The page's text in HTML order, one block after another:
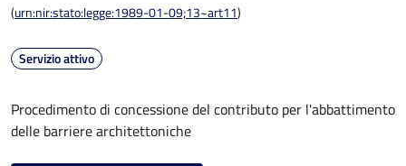
(urn:nir:stato:legge:1989-01-09;13~art11)
Servizio attivo
Procedimento di concessione del contributo per l'abbattimento
delle barriere architettoniche